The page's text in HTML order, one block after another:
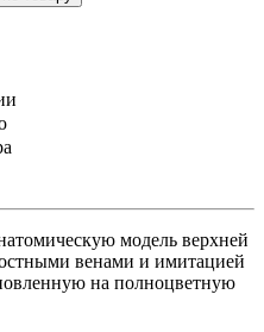
модель верхней
венами и имитацией
на полноцветную